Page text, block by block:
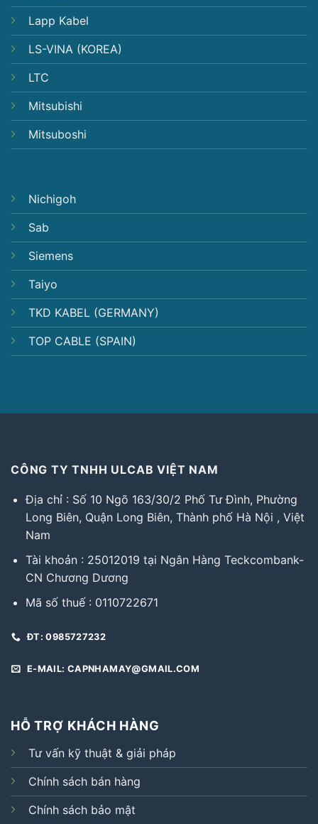
Lapp Kabel
LS-VINA (KOREA)
LTC
Mitsubishi
Mitsuboshi
Nichigoh
Sab
Siemens
Taiyo
TKD KABEL (GERMANY)
TOP CABLE (SPAIN)
CÔNG TY TNHH ULCAB VIỆT NAM
Địa chỉ : Số 10 Ngõ 163/30/2 Phố Tư Đình, Phường
Long Biên, Quận Long Biên, Thành phố Hà Nội , Việt
Nam
Tài khoản : 25012019 tại Ngân Hàng Teckcombank-
CN Chương Dương
Mã số thuế : 0110722671
ĐT: 0985727232
E-MAIL: CAPNHAMAY@GMAIL.COM
HỖ TRỢ KHÁCH HÀNG
Tư vấn kỹ thuật & giải pháp
Chính sách bán hàng
Chính sách bảo mật